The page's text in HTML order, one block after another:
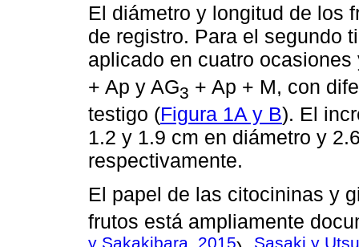
El diámetro y longitud de los
de registro. Para el segundo
aplicado en cuatro
+ Ap y AG3 + Ap + M, con
testigo (Figura 1A y B). El
1.2 y 1.9 cm en diámetro y
respectivamente.
El papel de las citocininas y
frutos está ampliamente
y Sakakibara, 2015 Sasaki y